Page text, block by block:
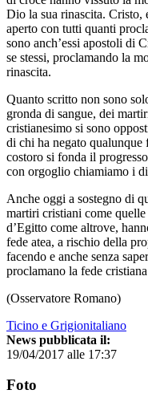
Dio la sua rinascita.
aperto con tutti quanti
sono anch’essi apostoli di
se stessi, proclamando la
rinascita.
Quanto scritto non sono
gronda di sangue, dei
cristianesimo si sono
di chi ha negato qualunque
costoro si fonda il
con orgoglio chiamiamo i
Anche oggi a sostegno di
martiri cristiani come
d’Egitto come altrove,
fede atea, a rischio della
facendo e anche senza
proclamano la fede
(Osservatore Romano)
Ticino e Grigionitaliano
News pubblicata il:
19/04/2017 alle 17:37
Foto